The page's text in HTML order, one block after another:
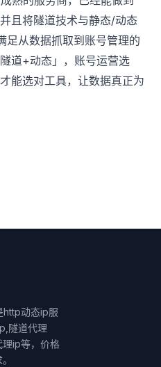
且将隧道技术与静态/动态
足从数据抓取到账号管理的
道+动态」，账号运营选
能选对工具，让数据真正为
http动态ip服
隧道代理
理ip等，价格